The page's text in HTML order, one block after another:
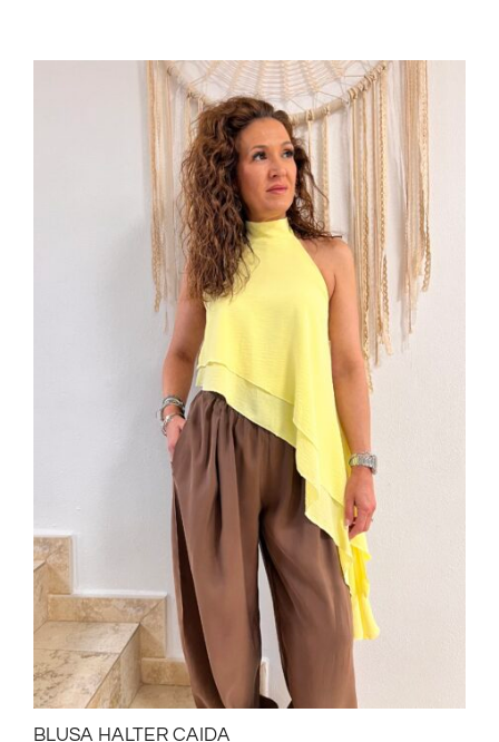
BLUSA HALTER CAIDA